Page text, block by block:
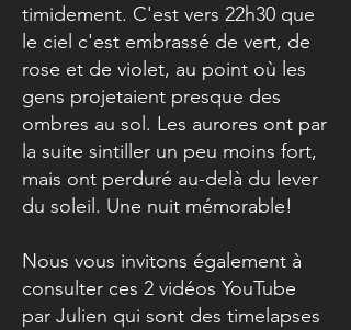
timidement. C'est vers 22h30 que
le ciel c'est embrassé de vert, de
rose et de violet, au point où les
gens projetaient presque des
ombres au sol. Les aurores ont par
la suite sintiller un peu moins fort,
mais ont perduré au-delà du lever
du soleil. Une nuit mémorable!
Nous vous invitons également à
consulter ces 2 vidéos YouTube
par Julien qui sont des timelapses